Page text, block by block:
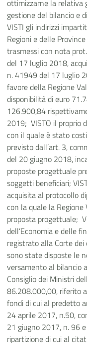
ottimizzarne la relativa
gestione del bilancio e
VISTI gli indirizzi
Regioni e delle
trasmessi con nota
del 17 luglio 2018,
n. 41949 del 17 luglio
favore della Regione
disponibilità di euro
126.900,84
2019; VISTO il proprio
con il quale è stato
previsto dall’art. 3,
del 20 giugno 2018,
proposte progettuale
soggetti beneficiari;
acquisita al protocollo
con la quale la
proposta progettuale;
dell’Economia e delle
registrato alla Corte
sono state disposte le
versamento al bilancio
Consiglio dei Ministri
86.208.000,00, riferito
fondi di cui al predetto
24 aprile 2017, n.50,
21 giugno 2017, n. 96
ripartizione di cui al